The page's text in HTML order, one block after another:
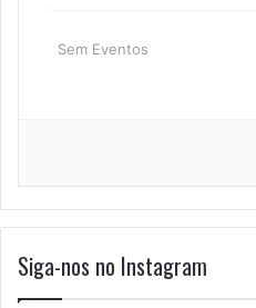
Sem Eventos
Siga-nos no Instagram